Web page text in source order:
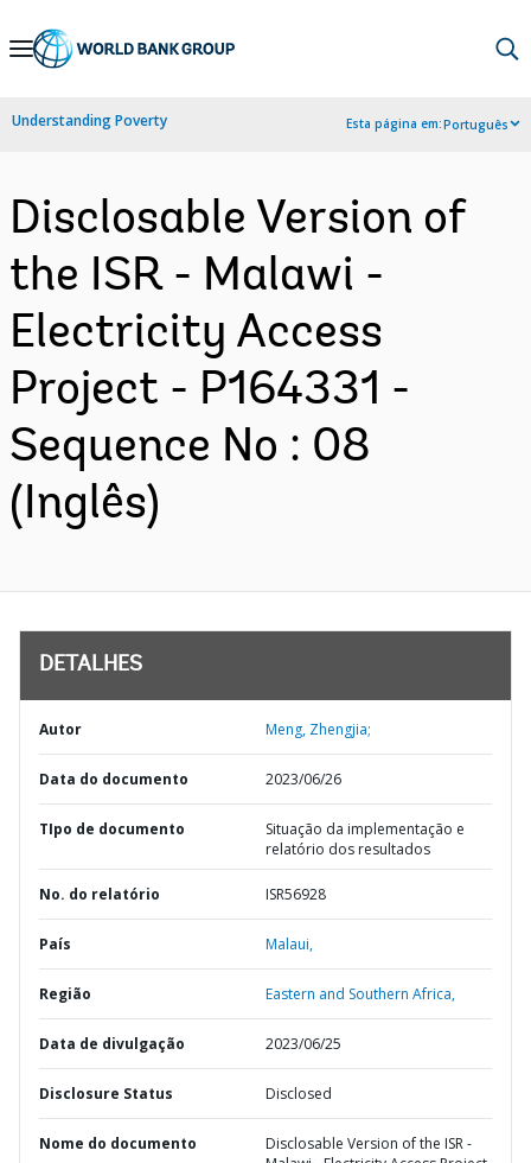
Skip
Navigation
Understanding Poverty Esta página em:Português
Disclosable Version of
the ISR - Malawi -
Electricity Access
Project - P164331 -
Sequence No : 08
(Inglês)
DETALHES
Autor Meng, Zhengjia;
Data do documento 2023/06/26
TIpo de documento
Situação da implementação e
relatório dos resultados
No. do relatório ISR56928
País Malaui,
Região Eastern and Southern Africa,
Data de divulgação 2023/06/25
Disclosure Status Disclosed
Nome do documento
Disclosable Version of the ISR -